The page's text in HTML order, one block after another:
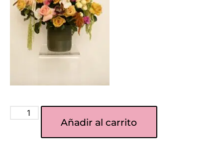
Añadir al carrito